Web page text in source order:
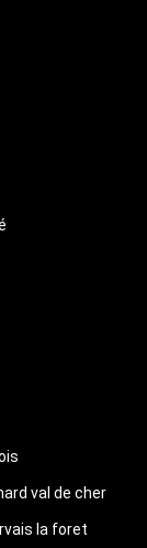
val de cher
la foret